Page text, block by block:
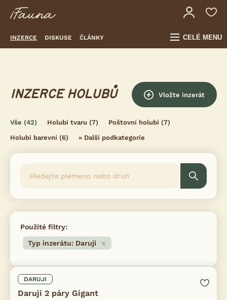
INZERCE DISKUSE ČLÁNKY CELÉ MENU
INZERCE HOLUBŮ Vložte inzerát
Vše (42) Holubi tvaru (7) Poštovní holubi (7)
Holubi barevní (6) » Další podkategorie
Použité filtry:
Typ inzerátu: Daruji
DARUJI
Daruji 2 páry Gigant